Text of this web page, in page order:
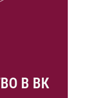
В ВК